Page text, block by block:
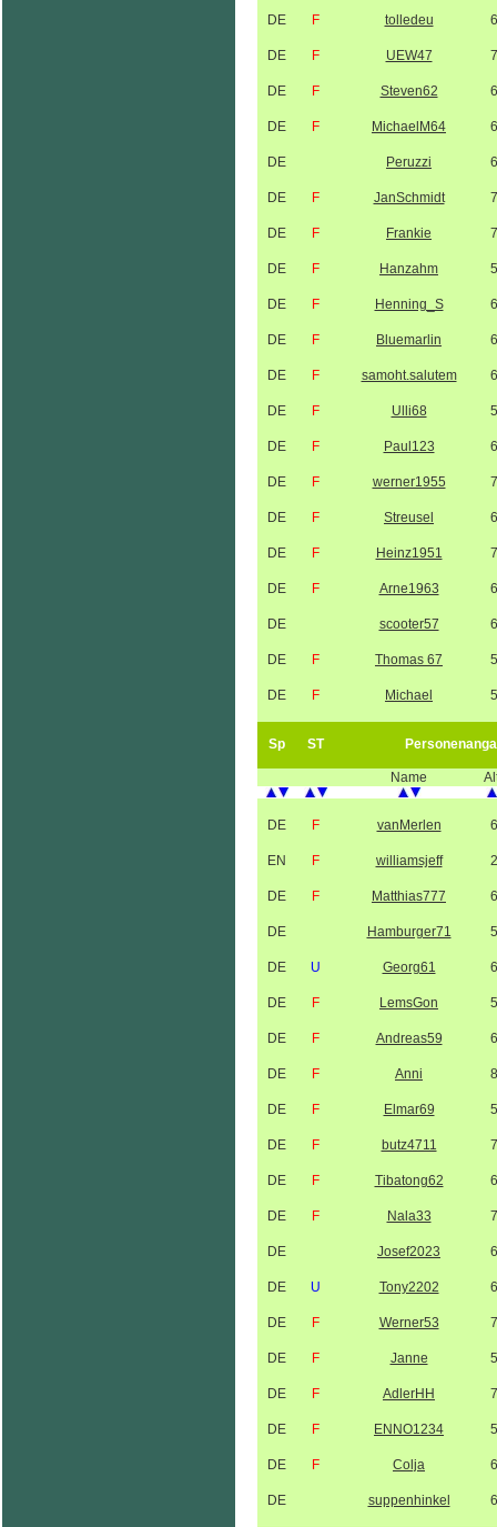
DE F tolledeu
DE F UEW47
DE F Steven62
DE F MichaelM64
DE Peruzzi
DE F JanSchmidt
DE F Frankie
DE F Hanzahm
DE F Henning_S
DE F Bluemarlin
DE F samoht.salutem
DE F Ulli68
DE F Paul123
DE F werner1955
DE F Streusel
DE F Heinz1951
DE F Arne1963
DE scooter57
DE F Thomas 67
DE F Michael
Sp ST
Name
DE F vanMerlen
EN F williamsjeff
DE F Matthias777
DE Hamburger71
DE U Georg61
DE F LemsGon
DE F Andreas59
DE F Anni
DE F Elmar69
DE F butz4711
DE F Tibatong62
DE F Nala33
DE Josef2023
DE U Tony2202
DE F Werner53
DE F Janne
DE F AdlerHH
DE F ENNO1234
DE F Colja
DE suppenhinkel